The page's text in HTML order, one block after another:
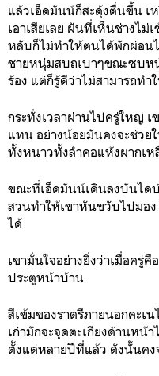
แล้วเอ็ดมันน์ก็สะดุ้งตื่นขึ้น เ
เอาเสียเลย ฝันที่เห็นช่างไม่
หลับก็ไม่ทำให้ตนได้พักผ่อน
ชายหนุ่มสบถเบาๆขณะซบห
ร้อง แต่ก็รู้ดีว่าไม่สามารถทำ
กระทั่งเวลาผ่านไปครู่ใหญ่
แทน อย่างน้อยมันคงจะช่วย
ทั้งหนาวทั้งลำคอแห้งผากเห
ขณะที่เอ็ดมันน์เดินลงบันได
สวนทำให้เขาหันขวับไปมอง
ได้
เขามั่นใจอย่างยิ่งว่าเมื่อครู่
ประตูหน้าบ้าน
สีเข้มของราตรีภายนอกคะเ
เก่ามักจะจุดตะเกียงด้านหน้
ตั้งแต่หลายปีที่แล้ว ดังนั้นคง